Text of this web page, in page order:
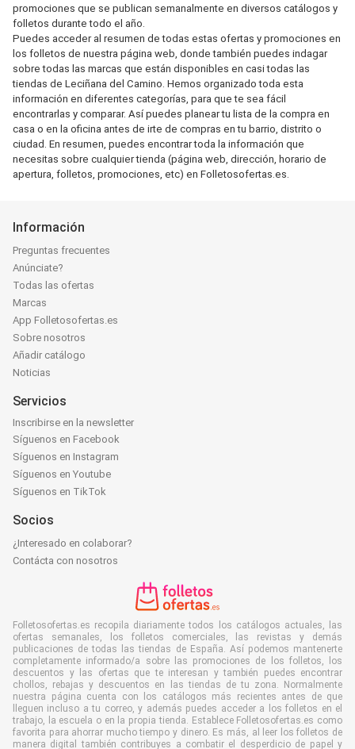
promociones que se publican semanalmente en diversos catálogos y
folletos durante todo el año.
Puedes acceder al resumen de todas estas ofertas y promociones en
los folletos de nuestra página web, donde también puedes indagar
sobre todas las marcas que están disponibles en casi todas las
tiendas de Leciñana del Camino. Hemos organizado toda esta
información en diferentes categorías, para que te sea fácil
encontrarlas y comparar. Así puedes planear tu lista de la compra en
casa o en la oficina antes de irte de compras en tu barrio, distrito o
ciudad. En resumen, puedes encontrar toda la información que
necesitas sobre cualquier tienda (página web, dirección, horario de
apertura, folletos, promociones, etc) en Folletosofertas.es.
Información
Preguntas frecuentes
Anúnciate?
Todas las ofertas
Marcas
App Folletosofertas.es
Sobre nosotros
Añadir catálogo
Noticias
Servicios
Inscribirse en la newsletter
Síguenos en Facebook
Síguenos en Instagram
Síguenos en Youtube
Síguenos en TikTok
Socios
¿Interesado en colaborar?
Contácta con nosotros
Folletosofertas.es recopila diariamente todos los catálogos actuales, las
ofertas semanales, los folletos comerciales, las revistas y demás
publicaciones de todas las tiendas de España. Así podemos mantenerte
completamente informado/a sobre las promociones de los folletos, los
descuentos y las ofertas que te interesan y también puedes encontrar
chollos, rebajas y descuentos en las tiendas de tu zona. Normalmente
nuestra página cuenta con los catálogos más recientes antes de que
lleguen incluso a tu correo, y además puedes acceder a los folletos en el
trabajo, la escuela o en la propia tienda. Establece Folletosofertas.es como
favorita para ahorrar mucho tiempo y dinero. Es más, al leer los folletos de
manera digital también contribuyes a combatir el desperdicio de papel y